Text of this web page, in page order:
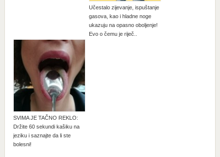
Učestalo zijevanje, ispuštanje
gasova, kao i hladne noge
ukazuju na opasno oboljenje!
Evo o čemu je riječ..
SVIMA JE TAČNO REKLO:
Držite 60 sekundi kašiku na
jeziku i saznajte da li ste
bolesni!